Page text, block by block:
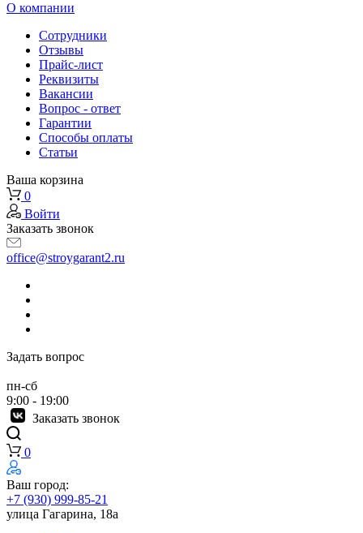
О компании
Сотрудники
Отзывы
Прайс-лист
Реквизиты
Вакансии
Вопрос - ответ
Гарантии
Способы оплаты
Статьи
Ваша корзина
0
Войти
Заказать звонок
office@stroygarant2.ru
Задать вопрос
пн-сб
9:00 - 19:00
Заказать звонок
0
Ваш город:
+7 (930) 999-85-21
улица Гагарина, 18а